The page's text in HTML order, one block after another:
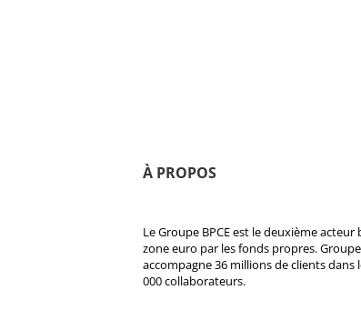
À PROPOS
Le Groupe BPCE est le deuxième
zone euro par les fonds propres.
accompagne 36 millions de clients dans
000 collaborateurs.